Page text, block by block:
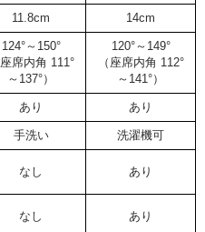
11.8cm 14cm
124°～150°
座席内角 111°
～137°）
120°～149°
（座席内角 112°
～141°）
あり あり
手洗い 洗濯機可
なし あり
なし あり